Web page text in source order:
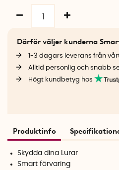
Därför väljer kunderna
1-3 dagars leverans från
Alltid personlig och snabb
Högt kundbetyg hos
Produktinfo
Skydda dina Lurar
Smart förvaring